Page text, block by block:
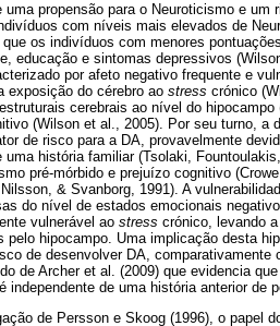
propensão para o Neuroticismo e
com níveis mais elevados de
os indivíduos com menores
educação e sintomas depressivos
por afeto negativo frequente e
exposição do cérebro ao stress crónico
cerebrais ao nível do
(Wilson et al., 2005). Por seu turno, a
de risco para a DA, provavelmente
uma história familiar (Tsolaki,
pré-mórbido e prejuízo cognitivo
& Svanborg, 1991). A
do nível de estados emocionais
vulnerável ao stress crónico, levando
pelo hipocampo. Uma implicação desta
de desenvolver DA, comparativamente
de Archer et al. (2009) que evidencia
independente de uma história anterior de
de Persson e Skoog (1996), o papel